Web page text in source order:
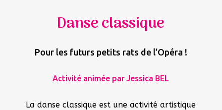
Danse classique
Pour les futurs petits rats de l’Opéra !
Activité animée parJessica BEL
La danse classique est une activité artistique